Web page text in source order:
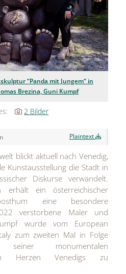
“Panda mit Jungem“ in
Brezina, Guni Kumpf
2 Bilder
Plaintext
blickt aktuell nach Venedig,
Kunstausstellung die Stadt in
Diskurse verwandelt.
erhält ein österreichischer
eine besondere
verstorbene Maler und
wurde vom European
zum zweiten Mal in Folge
monumentalen
Herzen Venedigs zu